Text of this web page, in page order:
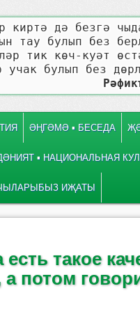
киртә дә безгә
тау булып без
тик көч-куәт
учак булып без
ӘҢГӘМӘ ▪ БЕСЕДА
▪ НАЦИОНАЛЬНАЯ
ИҖАТЫ
такое
а потом